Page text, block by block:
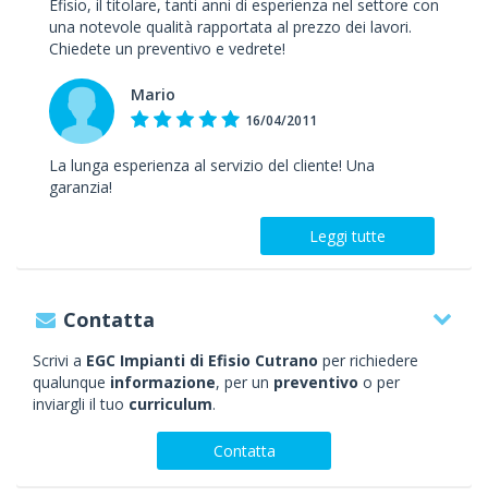
Efisio, il titolare, tanti anni di esperienza nel settore con
una notevole qualità rapportata al prezzo dei lavori.
Chiedete un preventivo e vedrete!
Mario
16/04/2011
La lunga esperienza al servizio del cliente! Una
garanzia!
Leggi tutte
Contatta
Scrivi a EGC Impianti di Efisio Cutrano per richiedere
qualunque informazione, per un preventivo o per
inviargli il tuo curriculum.
Contatta